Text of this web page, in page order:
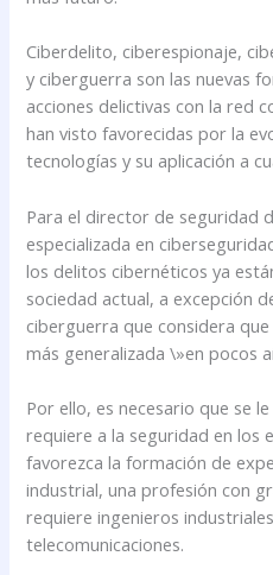
Ciberdelito, ciberespionaje,
y ciberguerra son las nuevas
acciones delictivas con la red
han visto favorecidas por la
tecnologías y su aplicación a
Para el director de seguridad
especializada en
los delitos cibernéticos ya
sociedad actual, a excepción
ciberguerra que considera
más generalizada \»en pocos
Por ello, es necesario que se
requiere a la seguridad en los
favorezca la formación de
industrial, una profesión con
requiere ingenieros
telecomunicaciones.